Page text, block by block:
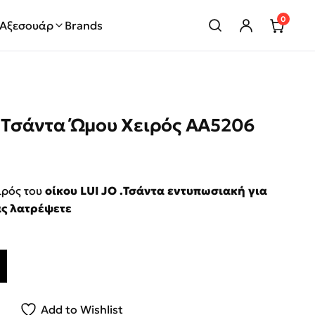
Αξεσουάρ Brands 0
Τσάντα Ώμου Χειρός AA5206
was: €169.00.
του οίκου LUI JO .Τσάντα εντυπωσιακή για
λατρέψετε
Χειρός AA5206 E0778 00178 Ρόζ ποσότητα
Add to Wishlist